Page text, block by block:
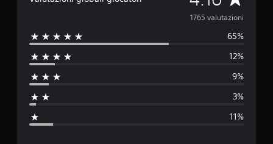
a
u
a
1765 valutazioni
65%
12%
9%
3%
11%